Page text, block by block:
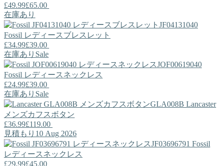
£49.99£65.00
在庫あり
JF04131040
Fossil レディースブレスレット
£34.99£39.00
在庫あり Sale
JOF00619040
Fossil レディースネックレス
£24.99£39.00
在庫あり Sale
GLA008B Lancaster
メンズカフスボタン
£36.99£119.00
見積もり10 Aug 2026
JF03696791 Fossil
レディースネックレス
£29.99£45.00